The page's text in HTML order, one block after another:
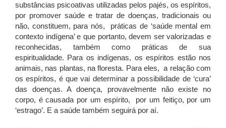
substâncias psicoativas utilizadas pelos pajés, os espíritos,
por promover saúde e tratar de doenças, tradicionais ou
não, constituem, para nós, práticas de ‘saúde mental em
contexto indígena’ e que portanto, devem ser valorizadas e
reconhecidas, também como práticas de sua
espiritualidade. Para os indígenas, os espíritos estão nos
animais, nas plantas, na floresta. Para eles, a relação com
os espíritos, é que vai determinar a possibilidade de ‘cura’
das doenças. A doença, provavelmente não existe no
corpo, é causada por um espírito, por um feitiço, por um
‘estrago’. E a saúde também seguirá por aí.